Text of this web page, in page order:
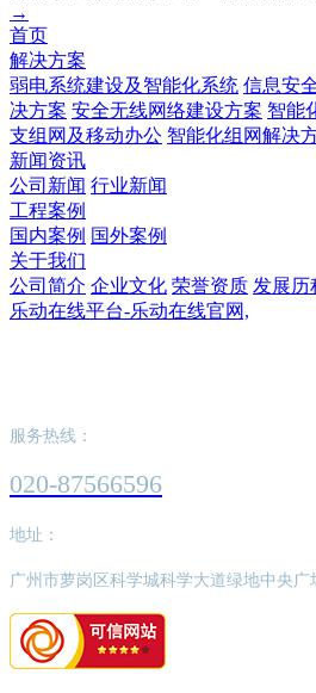
→
首页
解决方案
弱电系统建设及智能化系统 信息安
决方案 安全无线网络建设方案 智能
支组网及移动办公 智能化组网解决
新闻资讯
公司新闻 行业新闻
工程案例
国内案例 国外案例
关于我们
公司简介 企业文化 荣誉资质 发展历
乐动在线平台-乐动在线官网,
服务热线：
020-87566596
地址：
广州市萝岗区科学城科学大道绿地中央广